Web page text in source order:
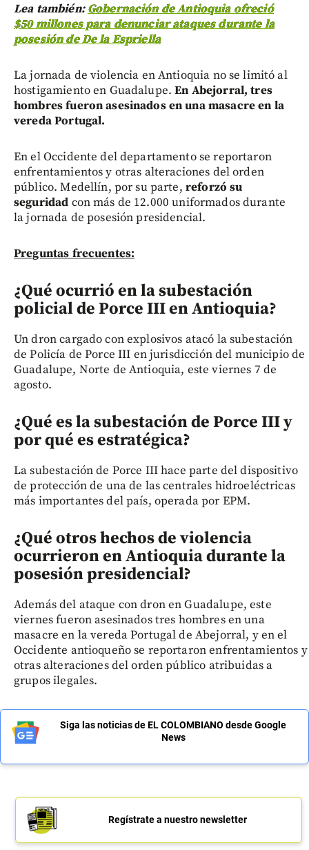
Lea también:Gobernación de Antioquia ofreció
$50 millones para denunciar ataques durante la
posesión de De la Espriella
La jornada de violencia en Antioquia no se limitó al
hostigamiento en Guadalupe.En Abejorral, tres
hombres fueron asesinados en una masacre en la
vereda Portugal.
En el Occidente del departamento se reportaron
enfrentamientos y otras alteraciones del orden
público. Medellín, por su parte, reforzó su
seguridad con más de 12.000 uniformados durante
la jornada de posesión presidencial.
Preguntas frecuentes:
¿Qué ocurrió en la subestación
policial de Porce III en Antioquia?
Un dron cargado con explosivos atacó la subestación
de Policía de Porce III en jurisdicción del municipio de
Guadalupe, Norte de Antioquia, este viernes 7 de
agosto.
¿Qué es la subestación de Porce III y
por qué es estratégica?
La subestación de Porce III hace parte del dispositivo
de protección de una de las centrales hidroeléctricas
más importantes del país, operada por EPM.
¿Qué otros hechos de violencia
ocurrieron en Antioquia durante la
posesión presidencial?
Además del ataque con dron en Guadalupe, este
viernes fueron asesinados tres hombres en una
masacre en la vereda Portugal de Abejorral, y en el
Occidente antioqueño se reportaron enfrentamientos y
otras alteraciones del orden público atribuidas a
grupos ilegales.
Siga las noticias de EL COLOMBIANO desde Google
News
Regístrate a nuestro newsletter